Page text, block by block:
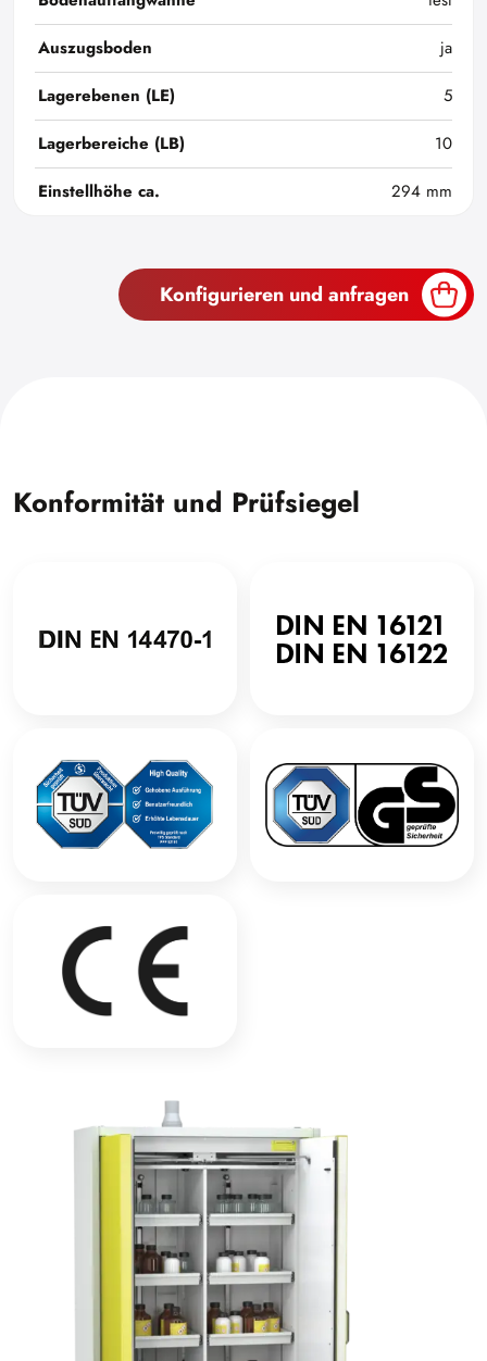
Auszugsboden
ja
Lagerebenen (LE)
5
Lagerbereiche (LB)
10
Einstellhöhe ca.
294 mm
Konfigurieren und anfragen
Konformität und Prüfsiegel